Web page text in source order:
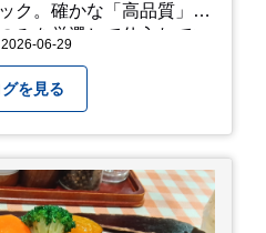
ク。確かな「高品質」と
みを厳選して仕入れてい
06-29
を見る